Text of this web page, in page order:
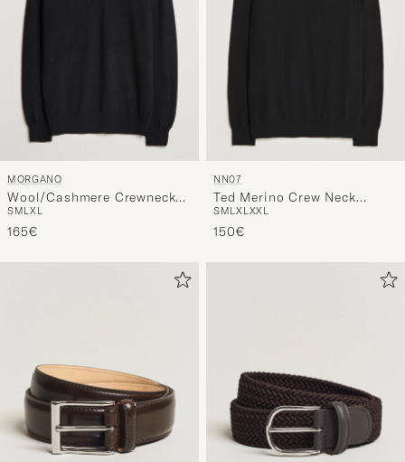
MORGANO
Wool/Cashmere Crewneck
Black
SMLXL
165€
NN07
Ted Merino Crew Neck
Pullover Black
SMLXLXXL
150€